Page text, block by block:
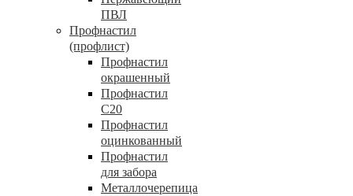
ПВЛ
Профнастил
(профлист)
Профнастил
окрашенный
Профнастил
С20
Профнастил
оцинкованный
Профнастил
для забора
Металлочерепица